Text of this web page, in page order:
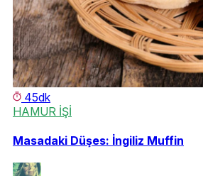
45dk
HAMUR İŞİ
Masadaki Düşes: İngiliz Muffin